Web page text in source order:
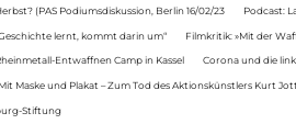
(PAS Podiumsdiskussion, Berlin 16/02/23 Podcast:
lernt, kommt darin um“ Filmkritik: »Mit der
Entwaffnen Camp in Kassel Corona und die
Mit Maske und Plakat – Zum Tod des Aktionskünstlers Kurt
Stiftung